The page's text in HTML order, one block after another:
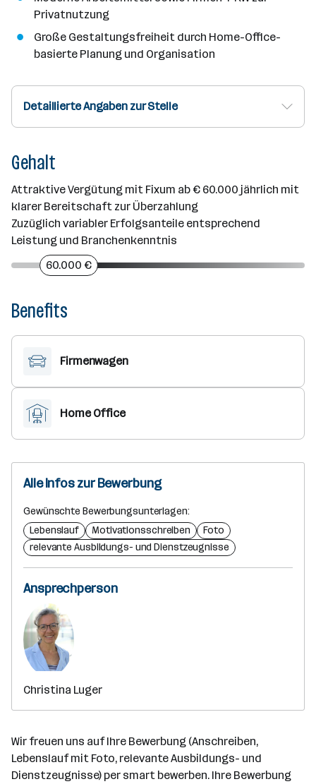
Privatnutzung
Große Gestaltungsfreiheit durch Home-Office-
basierte Planung und Organisation
Detaillierte Angaben zur Stelle
Gehalt
Attraktive Vergütung mit Fixum ab € 60.000 jährlich mit
klarer Bereitschaft zur Überzahlung
Zuzüglich variabler Erfolgsanteile entsprechend
Leistung und Branchenkenntnis
60.000 €
Benefits
Firmenwagen
Home Office
Alle Infos zur Bewerbung
Gewünschte Bewerbungsunterlagen:
Lebenslauf
Motivationsschreiben
Foto
relevante Ausbildungs- und Dienstzeugnisse
Ansprechperson
Christina Luger
Wir freuen uns auf Ihre Bewerbung (Anschreiben,
Lebenslauf mit Foto, relevante Ausbildungs- und
Dienstzeugnisse) per smart bewerben. Ihre Bewerbung